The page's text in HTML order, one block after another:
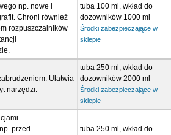
np. nowe i
Chroni również
rozpuszczalników
tuba 100 ml, wkład do
dozowników 1000 ml
Środki zabezpieczające w
sklepie
Ułatwia
narzędzi.
tuba 250 ml, wkład do
dozowników 2000 ml
Środki zabezpieczające w
sklepie
przed
tuba 250 ml, wkład do